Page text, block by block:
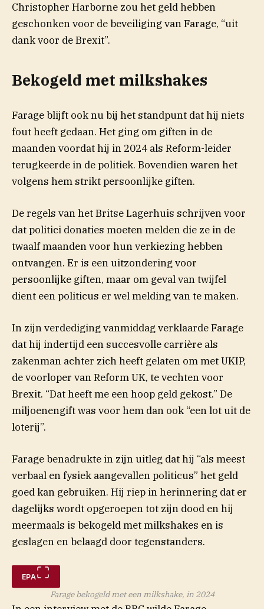
Christopher Harborne zou het geld hebben
geschonken voor de beveiliging van Farage, “uit
dank voor de Brexit”.
Bekogeld met milkshakes
Farage blijft ook nu bij het standpunt dat hij niets
fout heeft gedaan. Het ging om giften in de
maanden voordat hij in 2024 als Reform-leider
terugkeerde in de politiek. Bovendien waren het
volgens hem strikt persoonlijke giften.
De regels van het Britse Lagerhuis schrijven voor
dat politici donaties moeten melden die ze in de
twaalf maanden voor hun verkiezing hebben
ontvangen. Er is een uitzondering voor
persoonlijke giften, maar om geval van twijfel
dient een politicus er wel melding van te maken.
In zijn verdediging vanmiddag verklaarde Farage
dat hij indertijd een succesvolle carrière als
zakenman achter zich heeft gelaten om met UKIP,
de voorloper van Reform UK, te vechten voor
Brexit. “Dat heeft me een hoop geld gekost.” De
miljoenengift was voor hem dan ook “een lot uit de
loterij”.
Farage benadrukte in zijn uitleg dat hij “als meest
verbaal en fysiek aangevallen politicus” het geld
goed kan gebruiken. Hij riep in herinnering dat er
dagelijks wordt opgeroepen tot zijn dood en hij
meermaals is bekogeld met milkshakes en is
geslagen en belaagd door tegenstanders.
EPA
Farage bekogeld met een milkshake, in 2024